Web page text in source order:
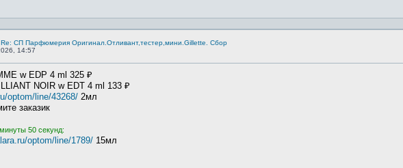
Re: СП Парфюмерия Оригинал.Отливант,тестер,мини.Gillette. Сбор
14:57
w EDP 4 ml 325 ₽
NOIR w EDT 4 ml 133 ₽
optom/line/43268/ 2мл
заказик
50 секунд:
optom/line/1789/ 15мл